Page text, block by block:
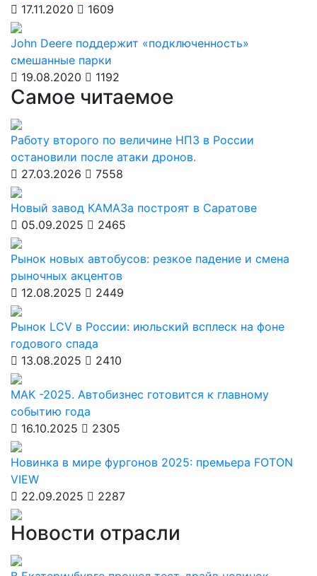
17.11.2020
1609
John Deere поддержит «подключенность»
смешанные парки
19.08.2020
1192
Самое читаемое
Работу второго по величине НПЗ в России
остановили после атаки дронов.
27.03.2026
7558
Новый завод КАМАЗа построят в Саратове
05.09.2025
2465
Рынок новых автобусов: резкое падение и смена
рыночных акцентов
12.08.2025
2449
Рынок LCV в России: июльский всплеск на фоне
годового спада
13.08.2025
2410
МАК -2025. Автобизнес готовится к главному
событию года
16.10.2025
2305
Новинка в мире фургонов 2025: премьера FOTON
VIEW
22.09.2025
2287
Новости отрасли